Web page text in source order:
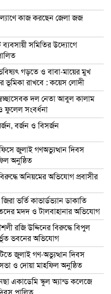
কাজ করছেন জেলা জজ
ব্যবসায়ী সমিতির উদ্যোগে
ভবিষ্যৎ গড়তে ও বাবা-মায়ের মুখ
ভূমিকা রাখবে : কয়েস লোদী
দল নেতা আবুল কালাম
ও ফুলেল সংবর্ধনা
বর্জন ও বিসর্জন
জুলাই গণঅভ্যুত্থান দিবস
অনুষ্ঠিত
অনিয়মের অভিযোগ প্রবাসীর
ভর্তি কাভার্ডভ্যান ডাকাতি
মদদ ও টালবাহানার অভিযোগ
রজি উদ্দিনের বিরুদ্ধে বিপুল
ভবনের অভিযোগ
জুলাই গণ-অভ্যুত্থান দিবস
ও দোয়া মাহফিল অনুষ্ঠিত
একাডেমি স্কুল অ্যান্ড কলেজে